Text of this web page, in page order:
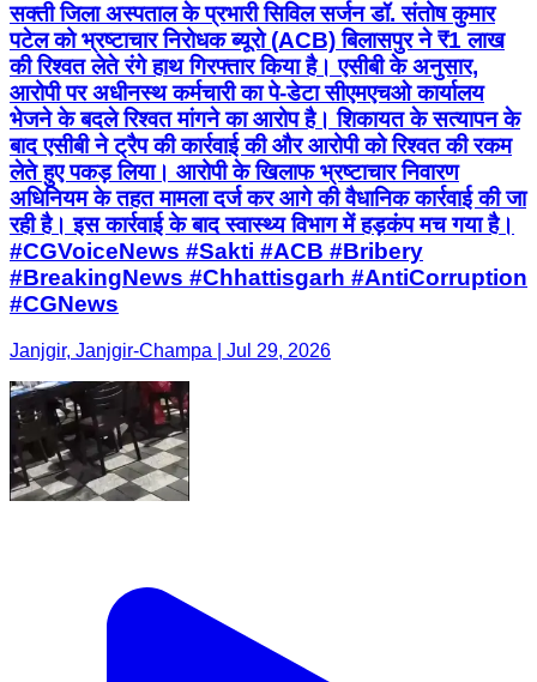
सक्ती जिला अस्पताल के प्रभारी सिविल सर्जन डॉ. संतोष कुमार
पटेल को भ्रष्टाचार निरोधक ब्यूरो (ACB) बिलासपुर ने ₹1 लाख
की रिश्वत लेते रंगे हाथ गिरफ्तार किया है। एसीबी के अनुसार,
आरोपी पर अधीनस्थ कर्मचारी का पे-डेटा सीएमएचओ कार्यालय
भेजने के बदले रिश्वत मांगने का आरोप है। शिकायत के सत्यापन के
बाद एसीबी ने ट्रैप की कार्रवाई की और आरोपी को रिश्वत की रकम
लेते हुए पकड़ लिया। आरोपी के खिलाफ भ्रष्टाचार निवारण
अधिनियम के तहत मामला दर्ज कर आगे की वैधानिक कार्रवाई की जा
रही है। इस कार्रवाई के बाद स्वास्थ्य विभाग में हड़कंप मच गया है।
#CGVoiceNews #Sakti #ACB #Bribery
#BreakingNews #Chhattisgarh #AntiCorruption
#CGNews
Janjgir, Janjgir-Champa | Jul 29, 2026